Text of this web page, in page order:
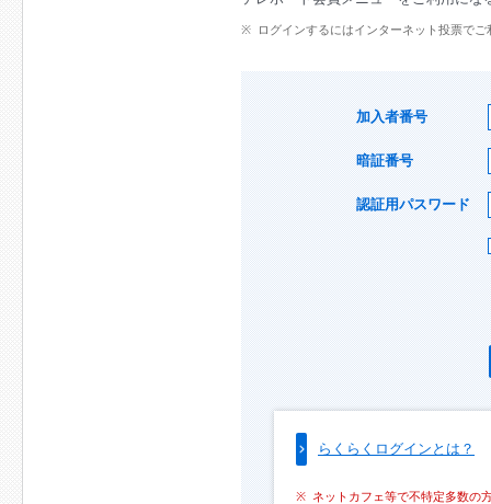
ログインするにはインターネット投票で
加入者番号
暗証番号
認証用パスワード
らくらくログインとは？
ネットカフェ等で不特定多数の